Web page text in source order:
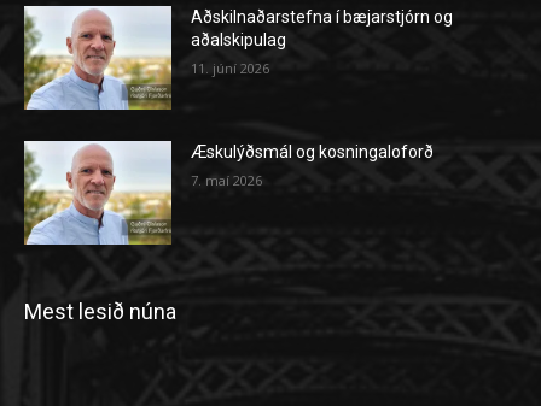
Aðskilnaðarstefna í bæjarstjórn og
aðalskipulag
11. júní 2026
Æskulýðsmál og kosningaloforð
7. maí 2026
Mest lesið núna